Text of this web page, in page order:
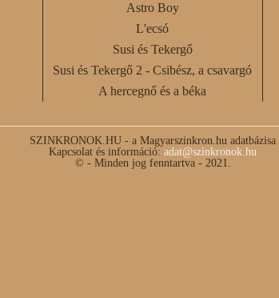
Astro Boy
L'ecsó
Susi és Tekergő
Susi és Tekergő 2 - Csibész, a csavargó
A hercegnő és a béka
SZINKRONOK.HU - a Magyarszinkron.hu adatbázisa
Kapcsolat és információ: adat@szinkronok.hu
© - Minden jog fenntartva - 2021.